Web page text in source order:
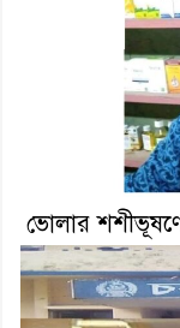
ভোলার